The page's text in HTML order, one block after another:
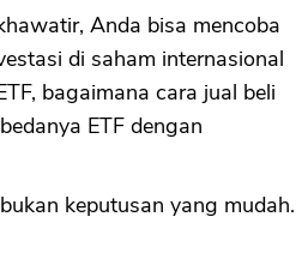
Anda bisa mencoba
di saham internasional
bagaimana cara jual beli
ETF dengan
keputusan yang mudah.